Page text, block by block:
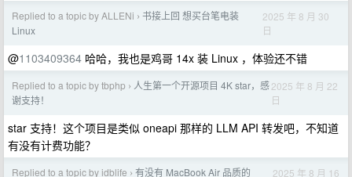
Replied to a topic by ALLENi › 书接上回 想买台笔电装
Linux
2025 年 8 月 30
日
@1103409364 哈哈，我也是鸡哥 14x 装 Linux ，体验还不错
Replied to a topic by tbphp › 人生第一个开源项目 4K star，感
谢支持！
2025 年 8 月 22
日
star 支持！这个项目是类似 oneapi 那样的 LLM API 转发吧，不知道
有没有计费功能？
Replied to a topic by idblife › 有没有 MacBook Air 品质的
2025 年 8 月 16